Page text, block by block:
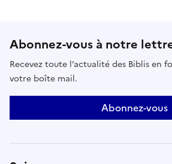
Abonnez-vous à notre
Recevez toute l’actualité des Biblis en
votre boîte mail.
Abonnez-vous